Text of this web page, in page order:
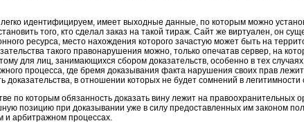
идентифицируем, имеет выходные данные, по которым можно
того, кто сделал заказ на такой тираж. Сайт же виртуален, он
ресурса, место нахождения которого зачастую может быть на
такого правонарушения можно, только опечатав сервер, на
для лиц, занимающихся сбором доказательств, особенно в тех
процесса, где бремя доказывания факта нарушения своих прав
доказательства, в отношении которых не будет сомнений в
по которым обязанность доказать вину лежит на правоохранительных
позицию при доказывании уже в силу предоставленных им законом
и арбитражном процессах.